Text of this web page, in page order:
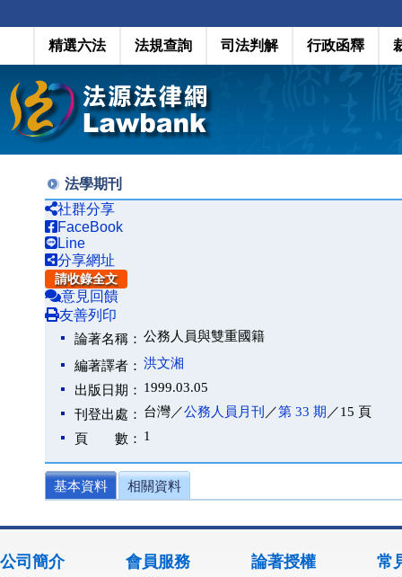
精選六法 法規查詢 司法判解 行政函釋
法學期刊
社群分享
FaceBook
Line
分享網址
請收錄全文
意見回饋
友善列印
論著名稱： 公務人員與雙重國籍
編著譯者： 洪文湘
出版日期： 1999.03.05
刊登出處： 台灣／公務人員月刊 ／第 33 期 ／15 頁
頁 數： 1
基本資料 相關資料
公司簡介 會員服務 論著授權 常